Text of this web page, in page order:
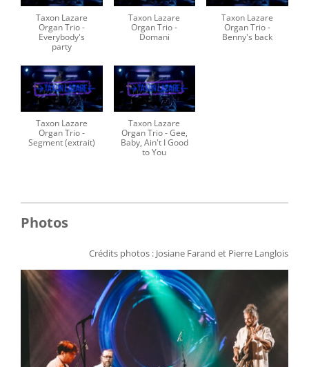
Taxon Lazare
Organ Trio -
Everybody's
party
Taxon Lazare
Organ Trio -
Domani
Taxon Lazare
Organ Trio -
Benny's back
Taxon Lazare
Organ Trio -
Segment (extrait)
Taxon Lazare
Organ Trio - Gee,
Baby, Ain't I Good
to You
Photos
Crédits photos : Josiane Farand et Pierre Langlois